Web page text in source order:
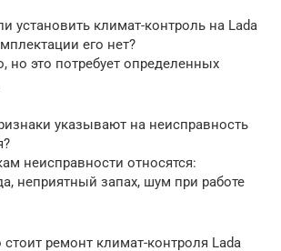
установить климат-контроль на Lada
его нет?
но это потребует определенных
указывают на неисправность
неисправности относятся:
неприятный запах, шум при работе
ремонт климат-контроля Lada